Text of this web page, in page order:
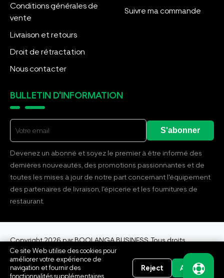
Conditions générales de
vente
Livraison et retours
Droit de rétractation
Nous contacter
Suivre ma commande
BULLETIN D'INFORMATION
S'abonner
Devenez un abonné et soyez le premier à être informé des
dernières nouveautés, des promotions passionnantes et de
toutes les mises à jour de notre part concernant l'équipement
des partenaires de livraison, l'épicerie et les fournitures de
restaurant.
Copyright 2026 par BOOLANGA BUSINESS. Tous droits
réservés.
Ce site Web utilise des cookies pour
améliorer votre expérience de
navigation et fournir des
fonctionnalités supplémentaires.
Reject Accept